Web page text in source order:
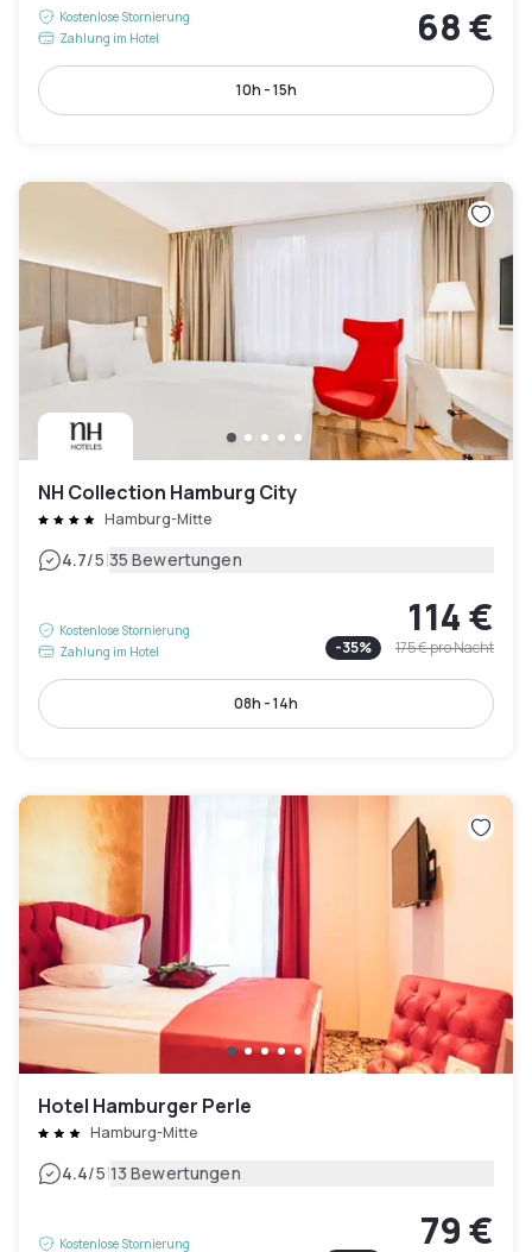
Kostenlose Stornierung
Zahlung im Hotel
68 €
10h - 15h
NH Collection Hamburg City
Hamburg-Mitte
4.7/5|35 Bewertungen
Kostenlose Stornierung
Zahlung im Hotel
114 €
-35% 175 €pro Nacht
08h - 14h
Hotel Hamburger Perle
Hamburg-Mitte
4.4/5|13 Bewertungen
Kostenlose Stornierung 79 €